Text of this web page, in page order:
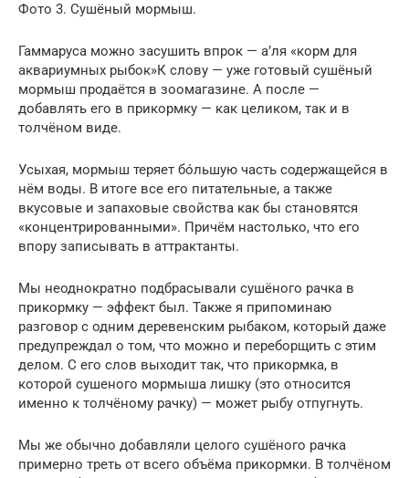
Фото 3. Сушёный мормыш.
Гаммаруса можно засушить впрок — а’ля «корм для
аквариумных рыбок»К слову — уже готовый сушёный
мормыш продаётся в зоомагазине. А после —
добавлять его в прикормку — как целиком, так и в
толчёном виде.
Усыхая, мормыш теряет бóльшую часть содержащейся в
нём воды. В итоге все его питательные, а также
вкусовые и запаховые свойства как бы становятся
«концентрированными». Причём настолько, что его
впору записывать в аттрактанты.
Мы неоднократно подбрасывали сушёного рачка в
прикормку — эффект был. Также я припоминаю
разговор с одним деревенским рыбаком, который даже
предупреждал о том, что можно и переборщить с этим
делом. С его слов выходит так, что прикормка, в
которой сушеного мормыша лишку (это относится
именно к толчёному рачку) — может рыбу отпугнуть.
Мы же обычно добавляли целого сушёного рачка
примерно треть от всего объёма прикормки. В толчёном